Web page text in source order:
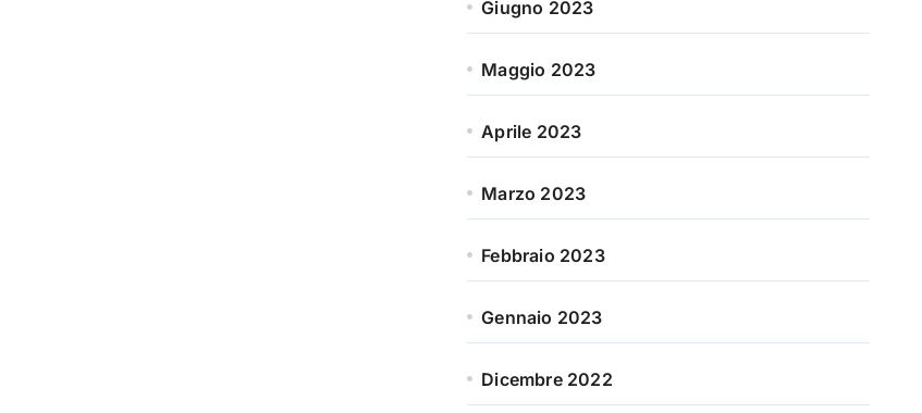
Giugno 2023
Maggio 2023
Aprile 2023
Marzo 2023
Febbraio 2023
Gennaio 2023
Dicembre 2022